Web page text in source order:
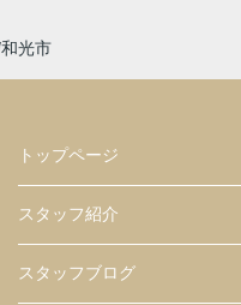
和光市
トップページ
スタッフ紹介
スタッフブログ